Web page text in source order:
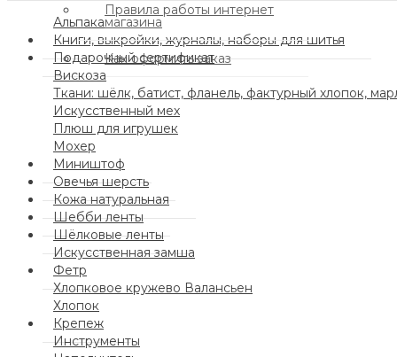
Правила работы интернет
магазина
Как оформить заказ
Альпака
Книги, выкройки, журналы, наборы для шитья
Подарочный сертификат
Вискоза
Ткани: шёлк, батист, фланель, фактурный хлопок,
Искусственный мех
Плюш для игрушек
Мохер
Миништоф
Овечья шерсть
Кожа натуральная
Шебби ленты
Шёлковые ленты
Искусственная замша
Фетр
Хлопковое кружево Валансьен
Хлопок
Крепеж
Инструменты